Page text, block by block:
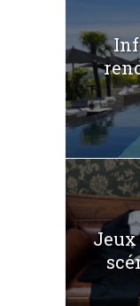
Jeux